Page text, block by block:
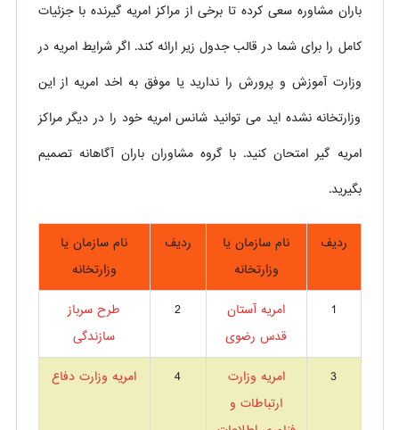
باران مشاوره سعی کرده تا برخی از مراکز امریه گیرنده با جزئیات
کامل را برای شما در قالب جدول زیر ارائه کند. اگر شرایط امریه در
وزارت آموزش و پرورش را ندارید یا موفق به اخد امریه از این
وزارتخانه نشده اید می توانید شانس امریه خود را در دیگر مراکز
امریه گیر امتحان کنید. با گروه مشاوران باران آگاهانه تصمیم
بگیرید.
ردیف
نام سازمان یا
وزارتخانه
ردیف
نام سازمان یا
وزارتخانه
1
امریه آستان
قدس رضوی
2
طرح سرباز
سازندگی
3
امریه وزارت
ارتباطات و
4 امریه وزارت دفاع